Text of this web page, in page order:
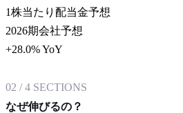
1株当たり配当金予想
2026期会社予想
+28.0% YoY
02 /4 SECTIONS
なぜ伸びるの？